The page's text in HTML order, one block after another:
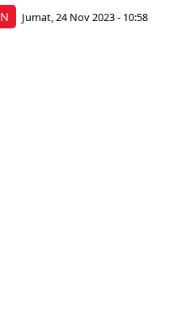
Jumat, 24 Nov 2023 - 10:58